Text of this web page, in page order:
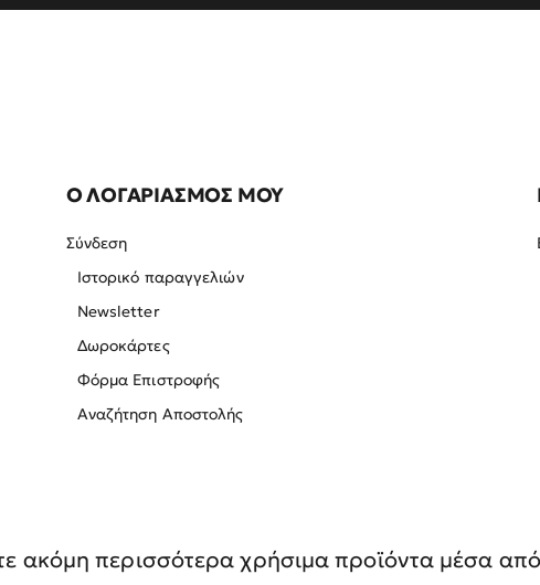
Ο ΛΟΓΑΡΙΑΣΜΟΣ ΜΟΥ
Σύνδεση
Ιστορικό παραγγελιών
Newsletter
Δωροκάρτες
Φόρμα Επιστροφής
Αναζήτηση Αποστολής
ακόμη περισσότερα χρήσιμα προϊόντα μέσα